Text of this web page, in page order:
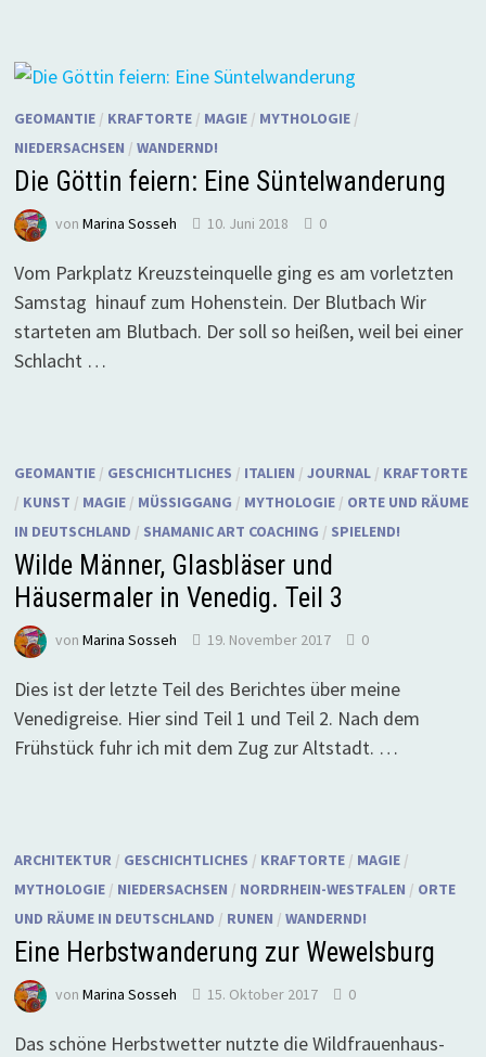
GEOMANTIE/ KRAFTORTE/ MAGIE/ MYTHOLOGIE/
NIEDERSACHSEN / WANDERND!
Die Göttin feiern: Eine Süntelwanderung
von Marina Sosseh 10. Juni 2018 0
Vom Parkplatz Kreuzsteinquelle ging es am vorletzten
Samstag hinauf zum Hohenstein. Der Blutbach Wir
starteten am Blutbach. Der soll so heißen, weil bei einer
Schlacht …
GEOMANTIE/ GESCHICHTLICHES / ITALIEN / JOURNAL/ KRAFTORTE
/ KUNST / MAGIE/ MÜSSIGGANG / MYTHOLOGIE/ ORTE UND RÄUME
IN DEUTSCHLAND / SHAMANIC ART COACHING / SPIELEND!
Wilde Männer, Glasbläser und
Häusermaler in Venedig. Teil 3
von Marina Sosseh 19. November 2017 0
Dies ist der letzte Teil des Berichtes über meine
Venedigreise. Hier sind Teil 1 und Teil 2. Nach dem
Frühstück fuhr ich mit dem Zug zur Altstadt. …
ARCHITEKTUR / GESCHICHTLICHES / KRAFTORTE/ MAGIE/
MYTHOLOGIE/ NIEDERSACHSEN / NORDRHEIN-WESTFALEN / ORTE
UND RÄUME IN DEUTSCHLAND / RUNEN / WANDERND!
Eine Herbstwanderung zur Wewelsburg
von Marina Sosseh 15. Oktober 2017 0
Das schöne Herbstwetter nutzte die Wildfrauenhaus-